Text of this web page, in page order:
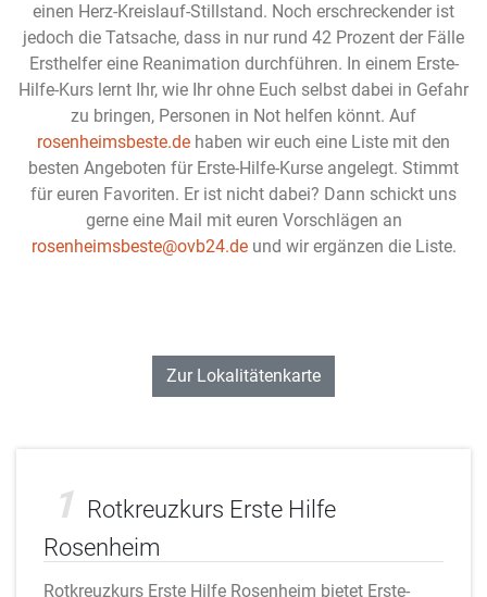
einen Herz-Kreislauf-Stillstand. Noch erschreckender ist
jedoch die Tatsache, dass in nur rund 42 Prozent der Fälle
Ersthelfer eine Reanimation durchführen. In einem Erste-
Hilfe-Kurs lernt Ihr, wie Ihr ohne Euch selbst dabei in Gefahr
zu bringen, Personen in Not helfen könnt. Auf
rosenheimsbeste.de haben wir euch eine Liste mit den
besten Angeboten für Erste-Hilfe-Kurse angelegt. Stimmt
für euren Favoriten. Er ist nicht dabei? Dann schickt uns
gerne eine Mail mit euren Vorschlägen an
rosenheimsbeste@ovb24.deund wir ergänzen die Liste.
Zur Lokalitätenkarte
1 Rotkreuzkurs Erste Hilfe
Rosenheim
Rotkreuzkurs Erste Hilfe Rosenheim bietet Erste-